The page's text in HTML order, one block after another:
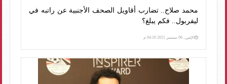
محمد صلاح.. تضارب أقاويل الصحف الأجنبية عن راتبه في
ليفربول.. فكم يبلغ؟
الإثنين، 06 سبتمبر 2021 04:20 م